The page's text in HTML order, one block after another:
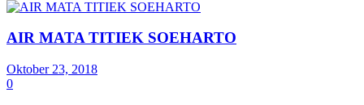
AIR MATA TITIEK SOEHARTO
Oktober 23, 2018
0